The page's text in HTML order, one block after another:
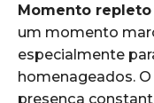
Momento
um momento
especialmente
homenageados.
presença